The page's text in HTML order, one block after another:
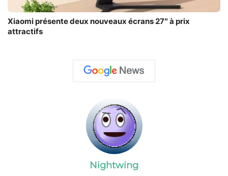
Xiaomi présente deux nouveaux écrans 27″ à prix
attractifs
Nightwing